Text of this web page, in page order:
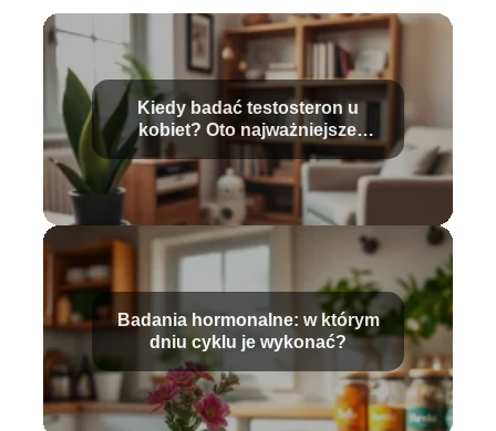
Kiedy badać testosteron u
kobiet? Oto najważniejsze
Badania hormonalne: w którym
dniu cyklu je wykonać?